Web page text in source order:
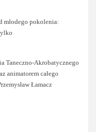
młodego pokolenia:
Taneczno-Akrobatycznego
animatorem całego
Łamacz